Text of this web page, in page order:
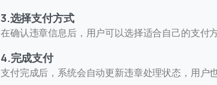
3.选择支付方式
在确认违章信息后，用户可以选择适合自己的支付
4.完成支付
支付完成后，系统会自动更新违章处理状态，用户